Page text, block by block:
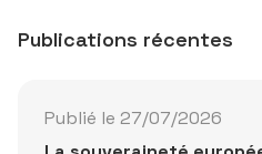
Publications récentes
Publié le 27/07/2026